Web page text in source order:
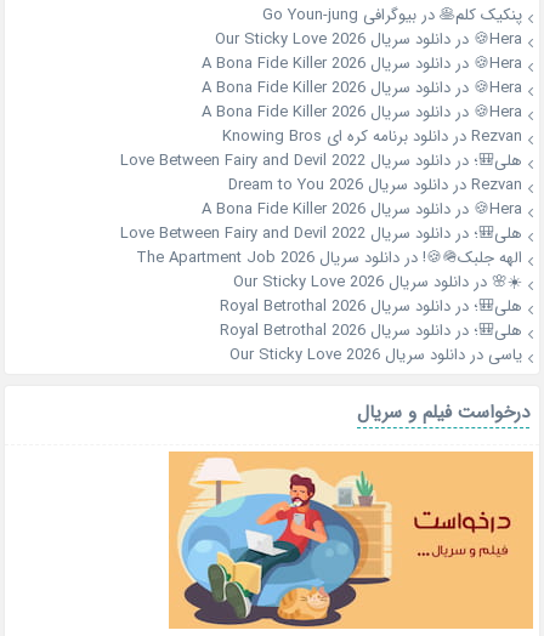
پنکیک کلم🥞دربیوگرافی Go Youn-jung
Hera🍪
دردانلود سریال Our Sticky Love 2026
Hera🍪
دردانلود سریال A Bona Fide Killer 2026
Hera🍪
دردانلود سریال A Bona Fide Killer 2026
Hera🍪
دردانلود سریال A Bona Fide Killer 2026
Rezvanدردانلود برنامه کره ای Knowing Bros
هلی🎒؛ دردانلود سریال Love Between Fairy and Devil 2022
Rezvanدردانلود سریال Dream to You 2026
Hera🍪
دردانلود سریال A Bona Fide Killer 2026
هلی🎒؛ دردانلود سریال Love Between Fairy and Devil 2022
الهه جلبک🪖🍪!
دردانلود سریال The Apartment Job 2026
☀️🌸دردانلود سریال Our Sticky Love 2026
هلی🎒؛ دردانلود سریال Royal Betrothal 2026
هلی🎒؛ دردانلود سریال Royal Betrothal 2026
یاسی دردانلود سریال Our Sticky Love 2026
درخواست فیلم و سریال